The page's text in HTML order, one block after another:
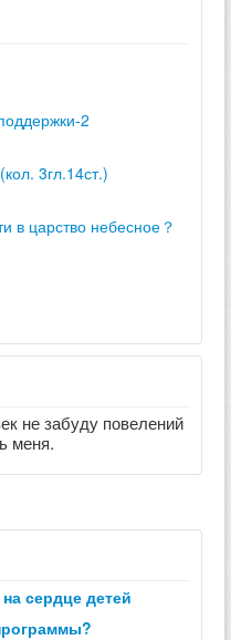
2
3гл.14ст.)
в царство небесное？
не забуду повелений
меня.
сердце детей